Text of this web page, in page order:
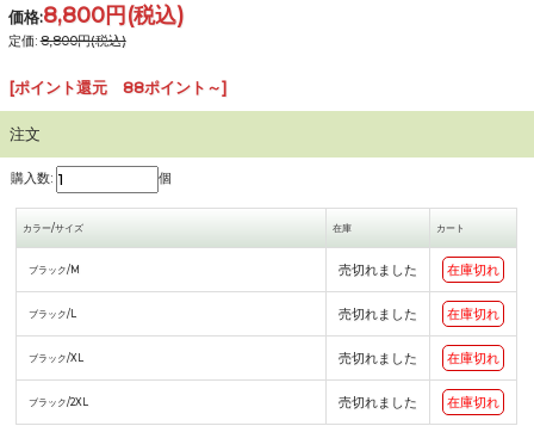
価格:8,800円(税込)
定価:8,800円(税込)
[ポイント還元 88ポイント～]
注文
購入数: 個
カラー/サイズ 在庫 カート
ブラック/M 売切れました 在庫切れ
ブラック/L 売切れました 在庫切れ
ブラック/XL 売切れました 在庫切れ
ブラック/2XL 売切れました 在庫切れ